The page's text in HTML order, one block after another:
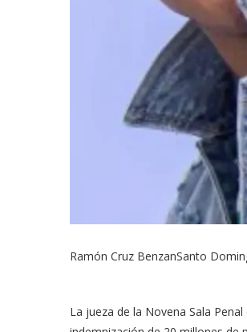
Ramón Cruz BenzanSanto
La jueza de la Novena Sala